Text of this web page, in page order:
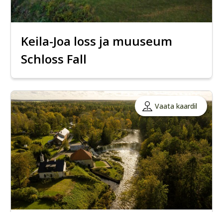
Keila-Joa loss ja muuseum
Schloss Fall
Vaata kaardil